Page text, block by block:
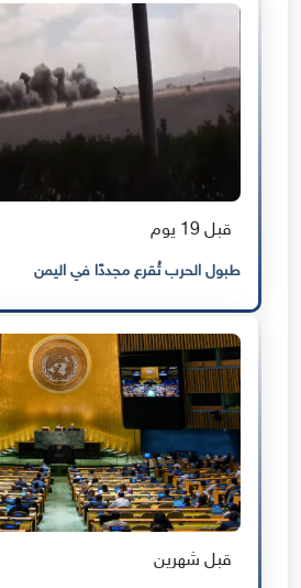
قبل 19 يوم
طبول الحرب تُقرع مجددًا في اليمن
قبل شهرين